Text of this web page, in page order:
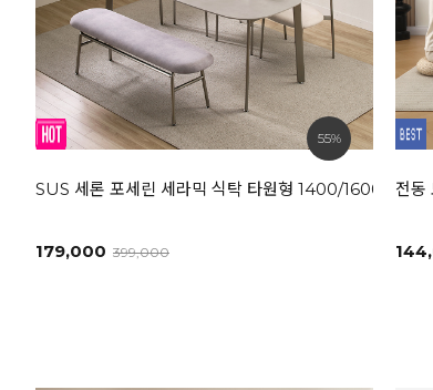
55%
SUS 세론 포세린 세라믹 식탁 타원형 1400/1600/
179,000 399,000
전동